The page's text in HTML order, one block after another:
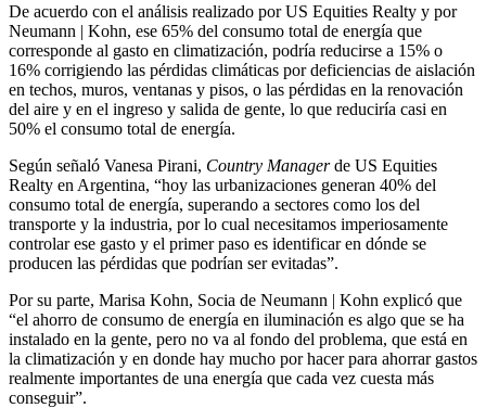
De acuerdo con el análisis realizado por US Equities Realty y por
Neumann | Kohn, ese 65% del consumo total de energía que
corresponde al gasto en climatización, podría reducirse a 15% o
16% corrigiendo las pérdidas climáticas por deficiencias de aislación
en techos, muros, ventanas y pisos, o las pérdidas en la renovación
del aire y en el ingreso y salida de gente, lo que reduciría casi en
50% el consumo total de energía.
Según señaló Vanesa Pirani, Country Managerde US Equities
Realty en Argentina, “hoy las urbanizaciones generan 40% del
consumo total de energía, superando a sectores como los del
transporte y la industria, por lo cual necesitamos imperiosamente
controlar ese gasto y el primer paso es identificar en dónde se
producen las pérdidas que podrían ser evitadas”.
Por su parte, Marisa Kohn, Socia de Neumann | Kohn explicó que
“el ahorro de consumo de energía en iluminación es algo que se ha
instalado en la gente, pero no va al fondo del problema, que está en
la climatización y en donde hay mucho por hacer para ahorrar gastos
realmente importantes de una energía que cada vez cuesta más
conseguir”.